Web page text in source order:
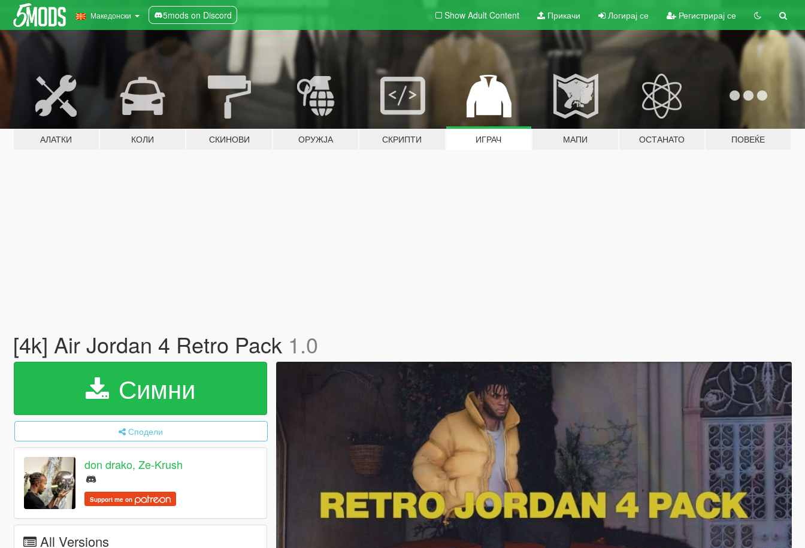
Македонски 5mods on Discord Show Adult Content Прикачи Логирај се Регистрирај се
АЛАТКИ КОЛИ СКИНОВИ ОРУЖЈА СКРИПТИ ИГРАЧ МАПИ ОСТАНАТО ПОВЕЌЕ
[4k] Air Jordan 4 Retro Pack 1.0
Симни
Сподели
don drako, Ze-Krush
Support me on
All Versions